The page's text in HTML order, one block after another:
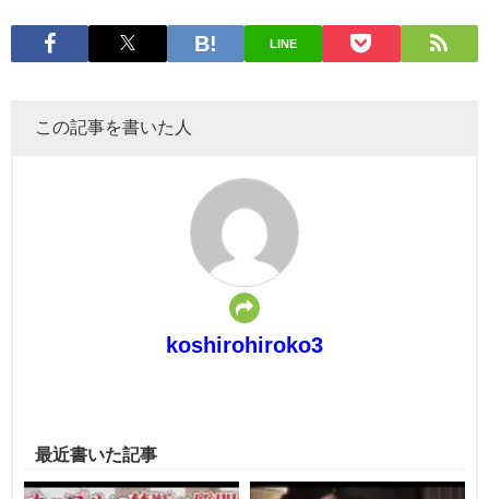
LINE
この記事を書いた人
koshirohiroko3
最近書いた記事